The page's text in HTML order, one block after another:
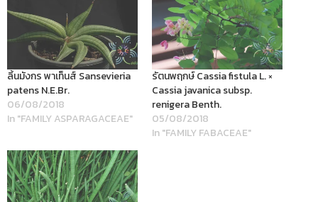
ลิ้นมังกร พาเท็นส์ Sansevieria
patens N.E.Br.
06/08/2018
In "FAMILY ASPARAGACEAE"
รัตนพฤกษ์ Cassia fistula L. ×
Cassia javanica subsp.
renigera Benth.
05/08/2018
In "FAMILY FABACEAE"